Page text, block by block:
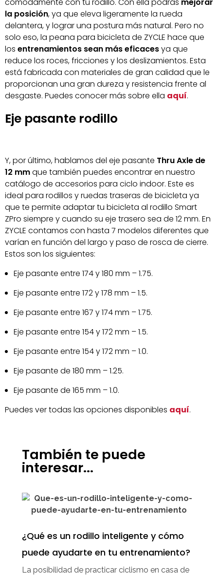
la posición, ya que eleva ligeramente la rueda
delantera, y lograr una postura más natural. Pero no
solo eso, la peana para bicicleta de ZYCLE hace que
los entrenamientos sean más eficacesya que
reduce los roces, fricciones y los deslizamientos. Esta
está fabricada con materiales de gran calidad que le
proporcionan una gran dureza y resistencia frente al
desgaste. Puedes conocer más sobre ella aquí.
Eje pasante rodillo
Y, por último, hablamos del eje pasante Thru Axle de
12 mmque también puedes encontrar en nuestro
catálogo de accesorios para ciclo indoor. Este es
ideal para rodillos y ruedas traseras de bicicleta ya
que te permite adaptar tu bicicleta al rodillo Smart
ZPro siempre y cuando su eje trasero sea de 12 mm. En
ZYCLE contamos con hasta 7 modelos diferentes que
varían en función del largo y paso de rosca de cierre.
Estos son los siguientes:
Eje pasante entre 174 y 180 mm – 1.75.
Eje pasante entre 172 y 178 mm – 1.5.
Eje pasante entre 167 y 174 mm – 1.75.
Eje pasante entre 154 y 172 mm – 1.5.
Eje pasante entre 154 y 172 mm – 1.0.
Eje pasante de 180 mm – 1.25.
Eje pasante de 165 mm – 1.0.
Puedes ver todas las opciones disponibles aquí.
También te puede
interesar...
¿Qué es un rodillo inteligente y cómo
puede ayudarte en tu entrenamiento?
La posibilidad de practicar ciclismo en casa de